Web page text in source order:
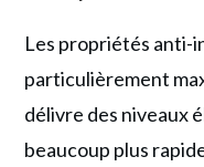
Les propriétés anti-
particulièrement
délivre des niveaux
beaucoup plus